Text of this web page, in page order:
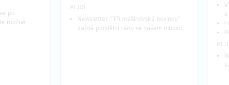
po
možné
​PLUS
Newsletter "Tři mašínovské novinky"
každé pondělní ráno ve vašem inboxu.